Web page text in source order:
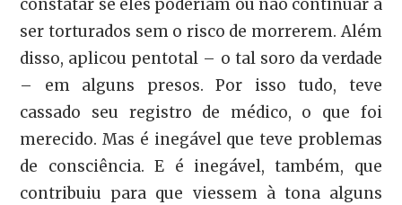
constatar se eles poderiam ou não continuar a
ser torturados sem o risco de morrerem. Além
disso, aplicou pentotal – o tal soro da verdade
– em alguns presos. Por isso tudo, teve
cassado seu registro de médico, o que foi
merecido. Mas é inegável que teve problemas
de consciência. E é inegável, também, que
contribuiu para que viessem à tona alguns